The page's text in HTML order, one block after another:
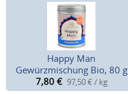
Happy Man
Gewürzmischung Bio, 80 g
7,80 € 97,50 € / kg